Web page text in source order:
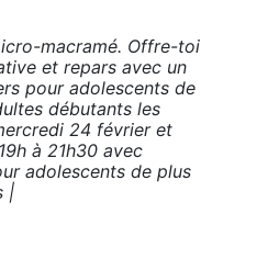
macramé. Offre-toi
et repars avec un
pour adolescents de
débutants les
24 février et
à 21h30 avec
adolescents de plus
|